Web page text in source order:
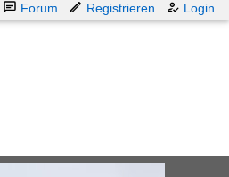
Forum Registrieren Login